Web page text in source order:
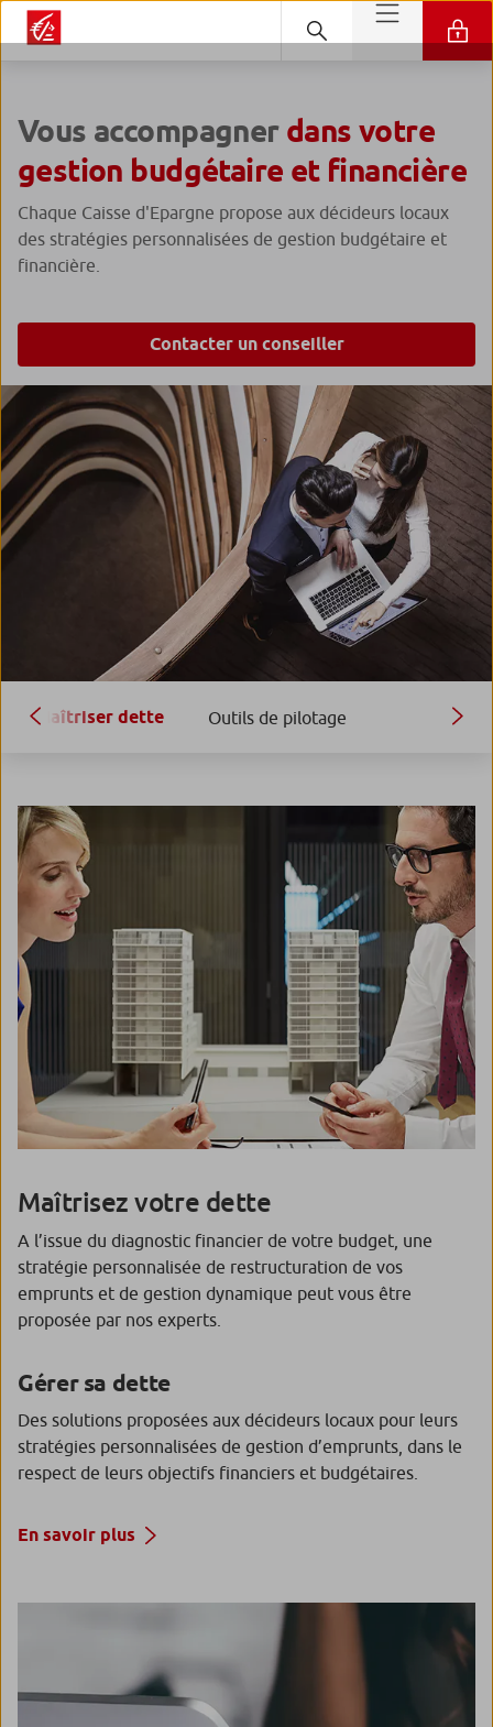
Vous accompagner dans votre
gestion budgétaire et financière
Chaque Caisse d'Epargne propose aux décideurs locaux
des stratégies personnalisées de gestion budgétaire et
financière.
Contacter un conseiller
Maîtriser dette Outils de pilotage
Maîtrisez votre dette
A l’issue du diagnostic financier de votre budget, une
stratégie personnalisée de restructuration de vos
emprunts et de gestion dynamique peut vous être
proposée par nos experts.
Gérer sa dette
Des solutions proposées aux décideurs locaux pour leurs
stratégies personnalisées de gestion d’emprunts, dans le
respect de leurs objectifs financiers et budgétaires.
En savoir plus